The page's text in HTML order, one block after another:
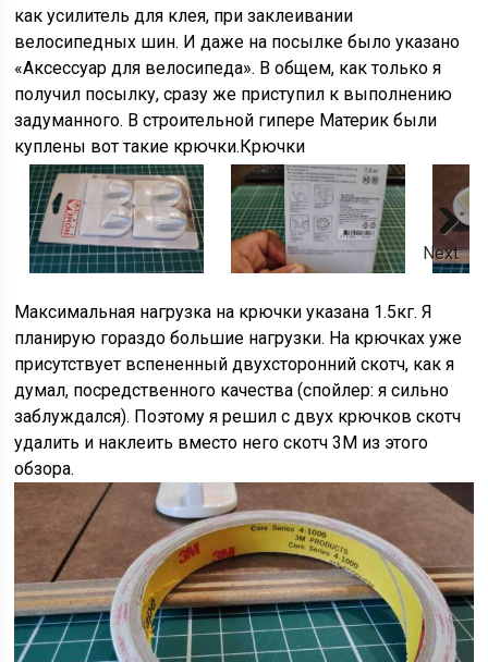
как усилитель для клея, при заклеивании
велосипедных шин. И даже на посылке было указано
«Аксессуар для велосипеда». В общем, как только я
получил посылку, сразу же приступил к выполнению
задуманного. В строительной гипере Материк были
куплены вот такие крючки.Крючки
Next
Максимальная нагрузка на крючки указана 1.5кг. Я
планирую гораздо большие нагрузки. На крючках уже
присутствует вспененный двухсторонний скотч, как я
думал, посредственного качества (спойлер: я сильно
заблуждался). Поэтому я решил с двух крючков скотч
удалить и наклеить вместо него скотч 3М из этого
обзора.